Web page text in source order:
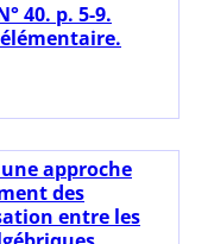
40. p. 5-9.
approche
des
entre les